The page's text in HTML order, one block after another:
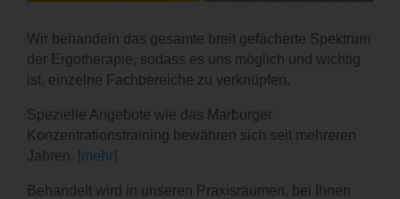
Wir behandeln das gesamte breit gefächerte Spektrum
der Ergotherapie, sodass es uns möglich und wichtig
ist, einzelne Fachbereiche zu verknüpfen.
Spezielle Angebote wie das Marburger
Konzentrationstraining bewähren sich seit mehreren
Jahren. [mehr]
Behandelt wird in unseren Praxisräumen, bei Ihnen